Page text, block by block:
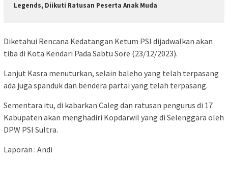
Legends, Diikuti Ratusan Peserta Anak Muda
Diketahui Rencana Kedatangan Ketum PSI dijadwalkan akan
tiba di Kota Kendari Pada Sabtu Sore (23/12/2023).
Lanjut Kasra menuturkan, selain baleho yang telah terpasang
ada juga spanduk dan bendera partai yang telah terpasang.
Sementara itu, di kabarkan Caleg dan ratusan pengurus di 17
Kabupaten akan menghadiri Kopdarwil yang di Selenggara oleh
DPW PSI Sultra.
Laporan : Andi